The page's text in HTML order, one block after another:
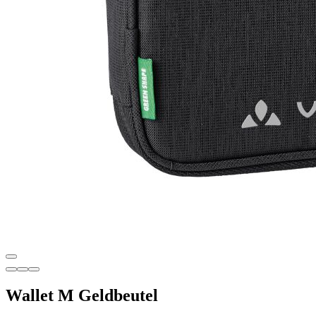
Wallet M Geldbeutel